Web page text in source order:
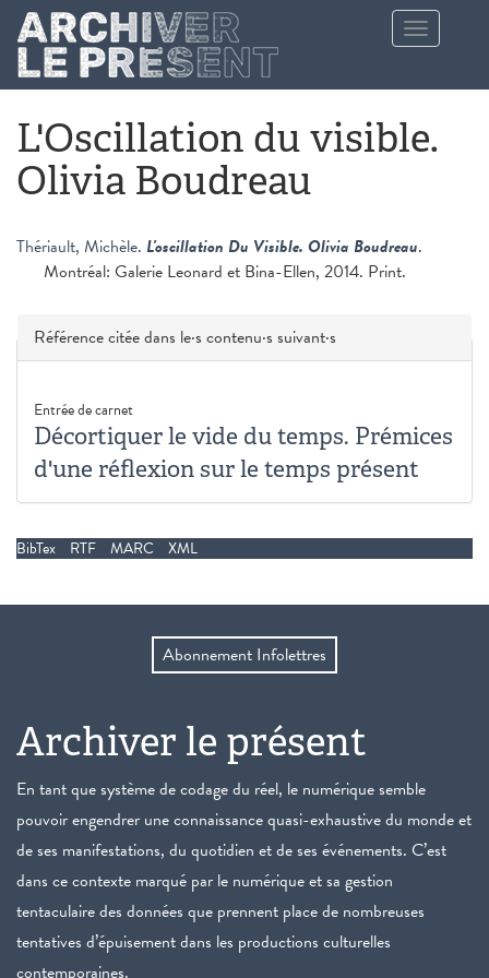
Aller au contenu principal
Toggle
navigation
L'Oscillation du visible.
Olivia Boudreau
Thériault, Michèle. L'oscillation Du Visible. Olivia Boudreau.
Montréal: Galerie Leonard et Bina-Ellen, 2014. Print.
Masquer
Référence citée dans le·s contenu·s suivant·s
Entrée de carnet
Décortiquer le vide du temps. Prémices
d'une réflexion sur le temps présent
BibTex RTF MARC XML
Abonnement Infolettres
Archiver le présent
En tant que système de codage du réel, le numérique semble
pouvoir engendrer une connaissance quasi-exhaustive du monde et
de ses manifestations, du quotidien et de ses événements. C’est
dans ce contexte marqué par le numérique et sa gestion
tentaculaire des données que prennent place de nombreuses
tentatives d’épuisement dans les productions culturelles
contemporaines.